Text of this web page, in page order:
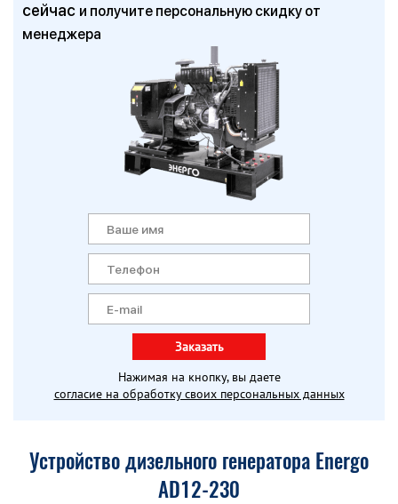
сейчас и получите персональную скидку от
менеджера
Заказать
Нажимая на кнопку, вы даете
согласие на обработку своих персональных данных
Устройство дизельного генератора Energo
AD12-230